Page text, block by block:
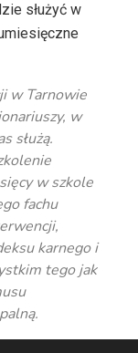
służyć w
w Tarnowie
w
służą.
w szkole
fachu
karnego i
tego jak